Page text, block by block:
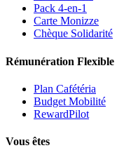
Pack 4-en-1
Carte Monizze
Chèque Solidarité
Rémunération Flexible
Plan Cafétéria
Budget Mobilité
RewardPilot
Vous êtes